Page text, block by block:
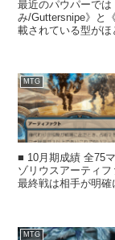
最近のパウパーで
み/Guttersnipe》と
載されている型がほとんどです。 《溶岩
MTG
■ 10月期成績 全75マッチ｜47勝28敗｜勝率：62.7% 使用デッキ：ア
ゾリウスアーティファクト 10月も無事にミシックに
最終戦は相手が明確にミ
MTG